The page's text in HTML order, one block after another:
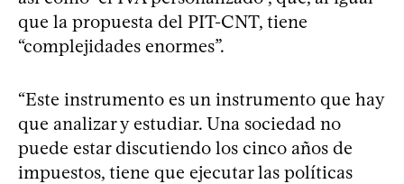
que la propuesta del PIT-CNT, tiene
“complejidades enormes”.
“Este instrumento es un instrumento que hay
que analizar y estudiar. Una sociedad no
puede estar discutiendo los cinco años de
impuestos, tiene que ejecutar las políticas